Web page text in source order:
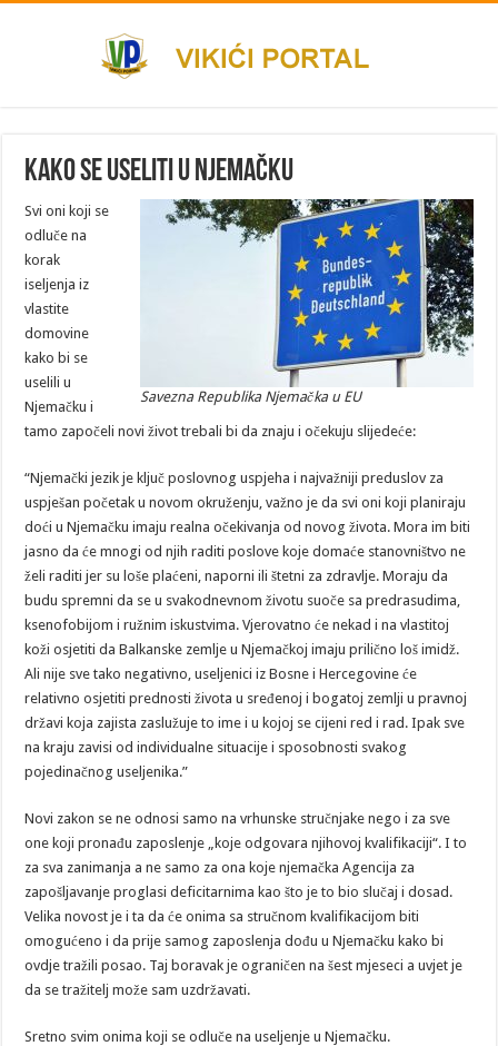
Kako se useliti u Njemačku
Savezna Republika Njemačka u EU
Svi oni koji se
odluče na
korak
iseljenja iz
vlastite
domovine
kako bi se
uselili u
Njemačku i
tamo započeli novi život trebali bi da znaju i očekuju slijedeće:
“Njemački jezik je ključ poslovnog uspjeha i najvažniji preduslov za
uspješan početak u novom okruženju, važno je da svi oni koji planiraju
doći u Njemačku imaju realna očekivanja od novog života. Mora im biti
jasno da će mnogi od njih raditi poslove koje domaće stanovništvo ne
želi raditi jer su loše plaćeni, naporni ili štetni za zdravlje. Moraju da
budu spremni da se u svakodnevnom životu suoče sa predrasudima,
ksenofobijom i ružnim iskustvima. Vjerovatno će nekad i na vlastitoj
koži osjetiti da Balkanske zemlje u Njemačkoj imaju prilično loš imidž.
Ali nije sve tako negativno, useljenici iz Bosne i Hercegovine će
relativno osjetiti prednosti života u sređenoj i bogatoj zemlji u pravnoj
državi koja zajista zaslužuje to ime i u kojoj se cijeni red i rad. Ipak sve
na kraju zavisi od individualne situacije i sposobnosti svakog
pojedinačnog useljenika.”
Novi zakon se ne odnosi samo na vrhunske stručnjake nego i za sve
one koji pronađu zaposlenje „koje odgovara njihovoj kvalifikaciji“. I to
za sva zanimanja a ne samo za ona koje njemačka Agencija za
zapošljavanje proglasi deficitarnima kao što je to bio slučaj i dosad.
Velika novost je i ta da će onima sa stručnom kvalifikacijom biti
omogućeno i da prije samog zaposlenja dođu u Njemačku kako bi
ovdje tražili posao. Taj boravak je ograničen na šest mjeseci a uvjet je
da se tražitelj može sam uzdržavati.
Sretno svim onima koji se odluče na useljenje u Njemačku.